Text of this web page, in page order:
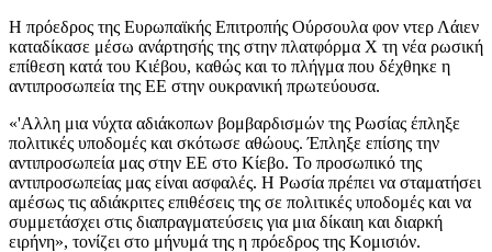
Η πρόεδρος της Ευρωπαϊκής Επιτροπής Ούρσουλα φον ντερ Λάιεν
καταδίκασε μέσω ανάρτησής της στην πλατφόρμα Χ τη νέα ρωσική
επίθεση κατά του Κιέβου, καθώς και το πλήγμα που δέχθηκε η
αντιπροσωπεία της ΕΕ στην ουκρανική πρωτεύουσα.
«'Αλλη μια νύχτα αδιάκοπων βομβαρδισμών της Ρωσίας έπληξε
πολιτικές υποδομές και σκότωσε αθώους. Έπληξε επίσης την
αντιπροσωπεία μας στην ΕΕ στο Κίεβο. Το προσωπικό της
αντιπροσωπείας μας είναι ασφαλές. Η Ρωσία πρέπει να σταματήσει
αμέσως τις αδιάκριτες επιθέσεις της σε πολιτικές υποδομές και να
συμμετάσχει στις διαπραγματεύσεις για μια δίκαιη και διαρκή
ειρήνη», τονίζει στο μήνυμά της η πρόεδρος της Κομισιόν.